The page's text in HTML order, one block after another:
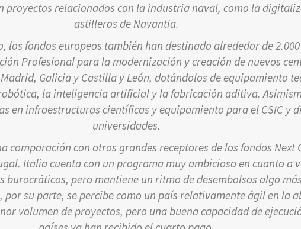
proyectos relacionados con la industria naval, como la
astilleros de Navantia.
los fondos europeos también han destinado alrededor de
Profesional para la modernización y creación de nuevos
Galicia y Castilla y León, dotándolos de equipamiento
la inteligencia artificial y la fabricación aditiva.
en infraestructuras científicas y equipamiento para el CSIC y
universidades.
comparación con otros grandes receptores de los fondos Next
Italia cuenta con un programa muy ambicioso en cuanto a
burocráticos, pero mantiene un ritmo de desembolsos algo
por su parte, se percibe como un país relativamente ágil en la
volumen de proyectos, pero una buena capacidad de